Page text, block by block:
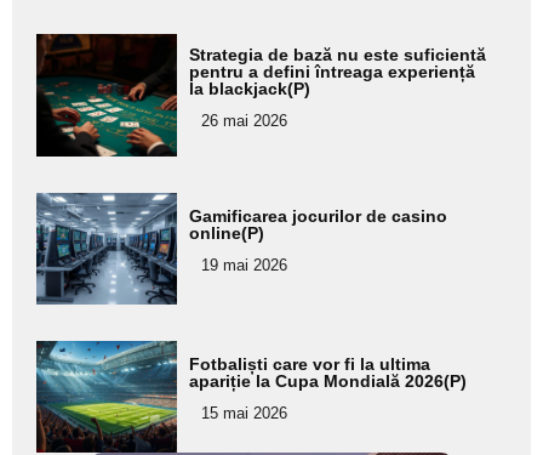
Adaugă
aici textul
pentru
subtitlu
Strategia de bază nu este suficientă
pentru a defini întreaga experiență
la blackjack(P)
26 mai 2026
Adaugă
aici textul
pentru
subtitlu
Gamificarea jocurilor de casino
online(P)
19 mai 2026
Adaugă
aici textul
pentru
subtitlu
Fotbaliști care vor fi la ultima
apariție la Cupa Mondială 2026(P)
15 mai 2026